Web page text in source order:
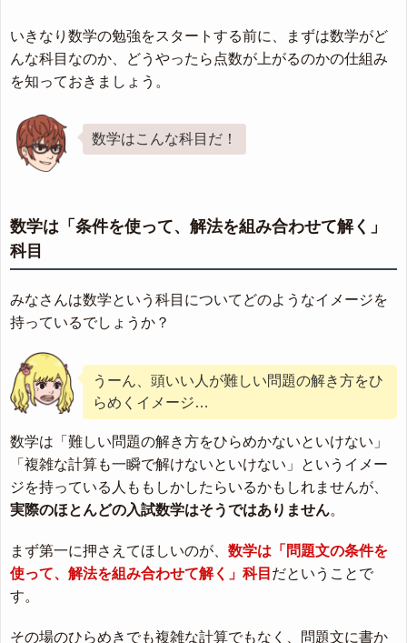
いきなり数学の勉強をスタートする前に、まずは数学がど
んな科目なのか、どうやったら点数が上がるのかの仕組み
を知っておきましょう。
数学はこんな科目だ！
数学は「条件を使って、解法を組み合わせて解く」
科目
みなさんは数学という科目についてどのようなイメージを
持っているでしょうか？
うーん、頭いい人が難しい問題の解き方をひ
らめくイメージ…
数学は「難しい問題の解き方をひらめかないといけない」
「複雑な計算も一瞬で解けないといけない」というイメー
ジを持っている人ももしかしたらいるかもしれませんが、
実際のほとんどの入試数学はそうではありません。
まず第一に押さえてほしいのが、 数学は「問題文の条件を
使って、解法を組み合わせて解く」科目 だということで
す。
その場のひらめきでも複雑な計算でもなく、問題文に書か